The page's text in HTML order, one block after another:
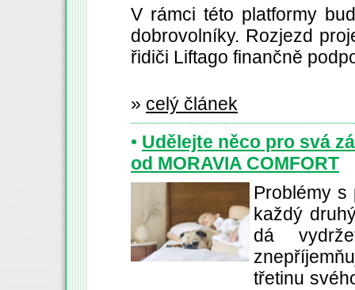
V rámci této platformy
dobrovolníky. Rozjezd
řidiči Liftago finančně
» celý článek
• Udělejte něco pro svá
od MORAVIA COMFORT
Problémy s
každý
dá
třetinu